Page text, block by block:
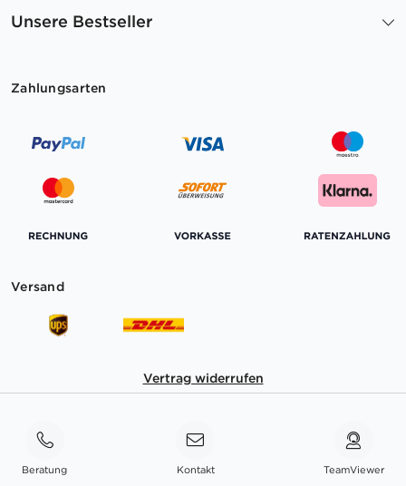
Unsere Bestseller
Zahlungsarten
Versand
Vertrag widerrufen
Beratung Kontakt TeamViewer